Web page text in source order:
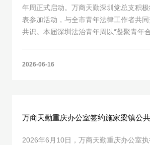
年周正式启动。万商天勤深圳党总支积
表参加活动，与全市青年法律工作者共
共识。本届深圳法治青年周以“凝聚青年合
2026-06-16
万商天勤重庆办公室签约施家梁镇公
2026年6月10日，万商天勤重庆办公室